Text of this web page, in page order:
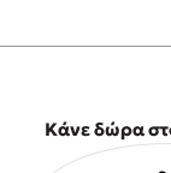
Κάνε δώρα